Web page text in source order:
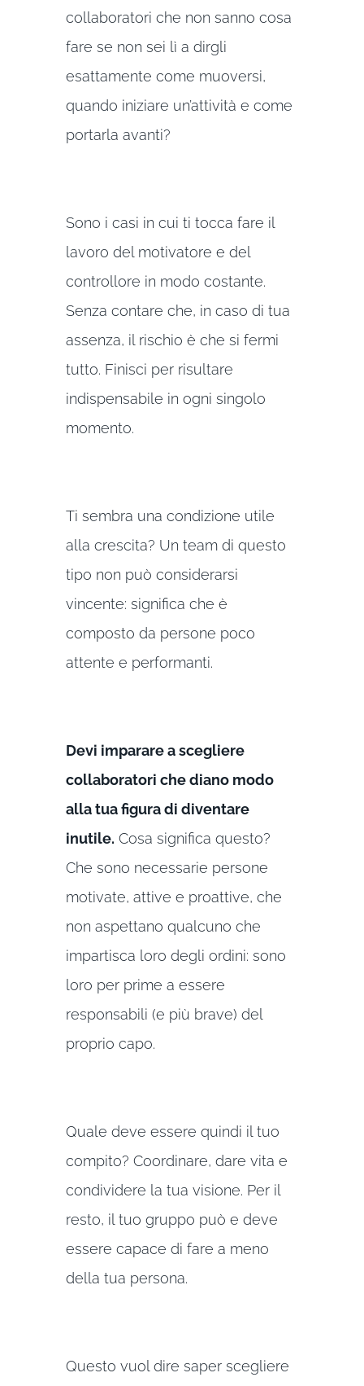
collaboratori che non sanno cosa
fare se non sei lì a dirgli
esattamente come muoversi,
quando iniziare un’attività e come
portarla avanti?
Sono i casi in cui ti tocca fare il
lavoro del motivatore e del
controllore in modo costante.
Senza contare che, in caso di tua
assenza, il rischio è che si fermi
tutto. Finisci per risultare
indispensabile in ogni singolo
momento.
Ti sembra una condizione utile
alla crescita? Un team di questo
tipo non può considerarsi
vincente: significa che è
composto da persone poco
attente e performanti.
Devi imparare a scegliere
collaboratori che diano modo
alla tua figura di diventare
inutile. Cosa significa questo?
Che sono necessarie persone
motivate, attive e proattive, che
non aspettano qualcuno che
impartisca loro degli ordini: sono
loro per prime a essere
responsabili (e più brave) del
proprio capo.
Quale deve essere quindi il tuo
compito? Coordinare, dare vita e
condividere la tua visione. Per il
resto, il tuo gruppo può e deve
essere capace di fare a meno
della tua persona.
Questo vuol dire saper scegliere